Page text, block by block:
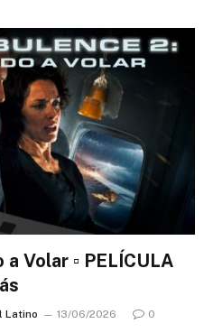
Volar ▫️ PELÍCULA
Latino 13/06/2026 0